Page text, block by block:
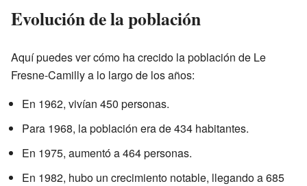
Evolución de la población
Aquí puedes ver cómo ha crecido la población de Le
Fresne-Camilly a lo largo de los años:
En 1962, vivían 450 personas.
Para 1968, la población era de 434 habitantes.
En 1975, aumentó a 464 personas.
En 1982, hubo un crecimiento notable, llegando a 685